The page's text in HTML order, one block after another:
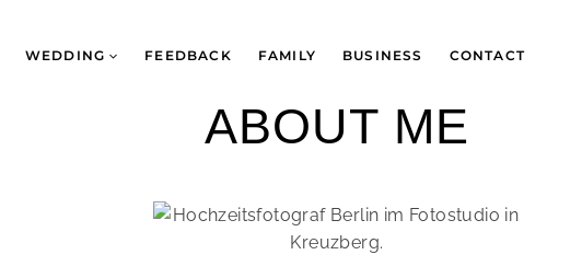
WEDDING FEEDBACK FAMILY BUSINESS CONTACT
ABOUT ME